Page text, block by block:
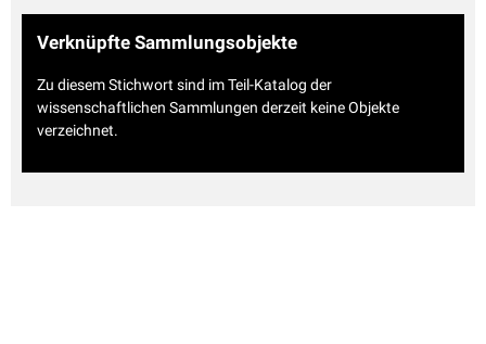
Verknüpfte Sammlungsobjekte
Zu diesem Stichwort sind im Teil-Katalog der
wissenschaftlichen Sammlungen derzeit keine Objekte
verzeichnet.